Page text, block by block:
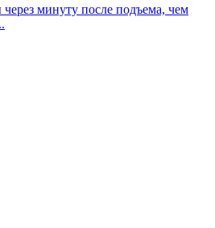
минуту после подъема, чем